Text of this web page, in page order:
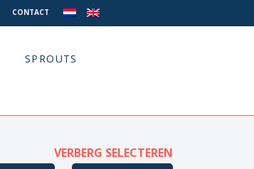
CONTACT
SPROUTS
VERBERG SELECTEREN